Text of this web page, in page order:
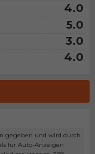
4.0
5.0
3.0
4.0
gegeben und wird durch
für Auto-Anzeigen